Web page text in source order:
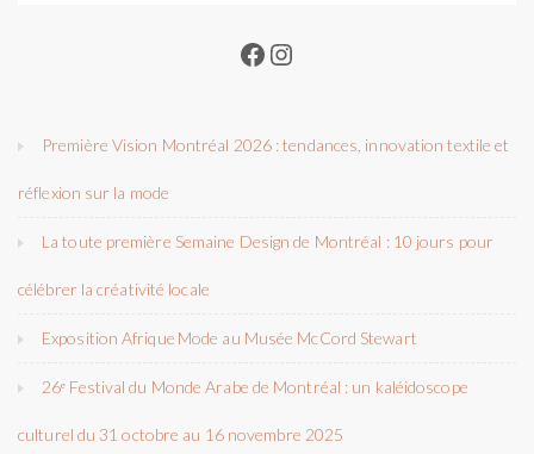
Facebook
Instagram
Première Vision Montréal 2026 : tendances, innovation textile et
réflexion sur la mode
La toute première Semaine Design de Montréal : 10 jours pour
célébrer la créativité locale
Exposition Afrique Mode au Musée McCord Stewart
26ᵉ Festival du Monde Arabe de Montréal : un kaléidoscope
culturel du 31 octobre au 16 novembre 2025